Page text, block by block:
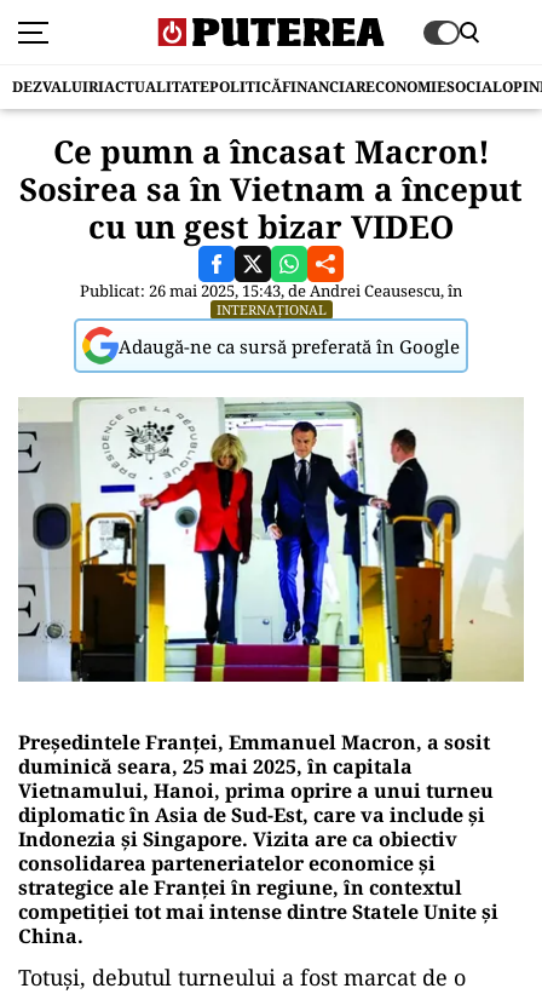
DEZVALUIRIACTUALITATEPOLITICĂFINANCIARECONOMIESOCIAL
Ce pumn a încasat Macron!
Sosirea sa în Vietnam a început
cu un gest bizar VIDEO
Publicat: 26 mai 2025, 15:43, deAndrei Ceausescu, în
INTERNAȚIONAL
Adaugă-ne ca sursă preferată în Google
Președintele Franței, Emmanuel Macron, a sosit
duminică seara, 25 mai 2025, în capitala
Vietnamului, Hanoi, prima oprire a unui turneu
diplomatic în Asia de Sud-Est, care va include și
Indonezia și Singapore. Vizita are ca obiectiv
consolidarea parteneriatelor economice și
strategice ale Franței în regiune, în contextul
competiției tot mai intense dintre Statele Unite și
China.
Totuși, debutul turneului a fost marcat de o